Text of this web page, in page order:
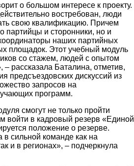
о большом интересе к проекту.
востребован, люди
свою квалификацию. Причем
партийцы и сторонники, но и
наших партийных
площадок. Этот учебный модуль
со стажем, людей с опытом
рассказала Баталина, отметив,
предсъездовских дискуссий из
запросов на
программ.
смогут не только пройти
войти в кадровый резерв «Единой
положение о резерве.
в сильной команде как на
и в регионах», – подчеркнула